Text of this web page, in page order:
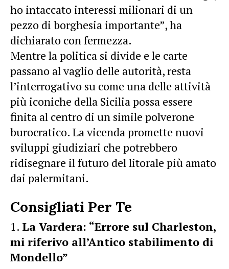
ho intaccato interessi milionari di un
pezzo di borghesia importante”, ha
dichiarato con fermezza.
Mentre la politica si divide e le carte
passano al vaglio delle autorità, resta
l’interrogativo su come una delle attività
più iconiche della Sicilia possa essere
finita al centro di un simile polverone
burocratico. La vicenda promette nuovi
sviluppi giudiziari che potrebbero
ridisegnare il futuro del litorale più amato
dai palermitani.
Consigliati Per Te
La Vardera: “Errore sul Charleston,
mi riferivo all’Antico stabilimento di
Mondello”